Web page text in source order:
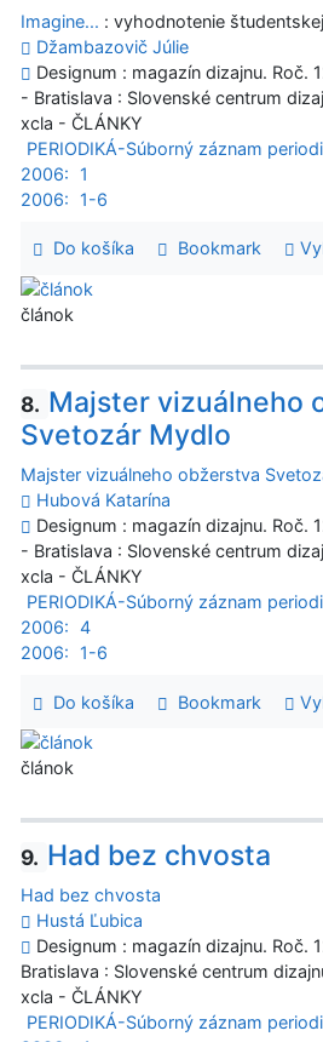
Imagine... : vyhodnotenie
Džambazovič Júlie
Designum : magazín dizajnu. Roč.
- Bratislava : Slovenské centrum
xcla - ČLÁNKY
PERIODIKÁ-Súborný záznam
2006:
1
2006:
1-6
Do košíka Bookmark
článok
8. Majster vizuálneho
Svetozár Mydlo
Majster vizuálneho obžerstva
Hubová Katarína
Designum : magazín dizajnu. Roč.
- Bratislava : Slovenské centrum
xcla - ČLÁNKY
PERIODIKÁ-Súborný záznam
2006: 4
2006:
1-6
Do košíka Bookmark
článok
9. Had bez chvosta
Had bez chvosta
Hustá Ľubica
Designum : magazín dizajnu. Roč.
Bratislava : Slovenské centrum
xcla - ČLÁNKY
PERIODIKÁ-Súborný záznam